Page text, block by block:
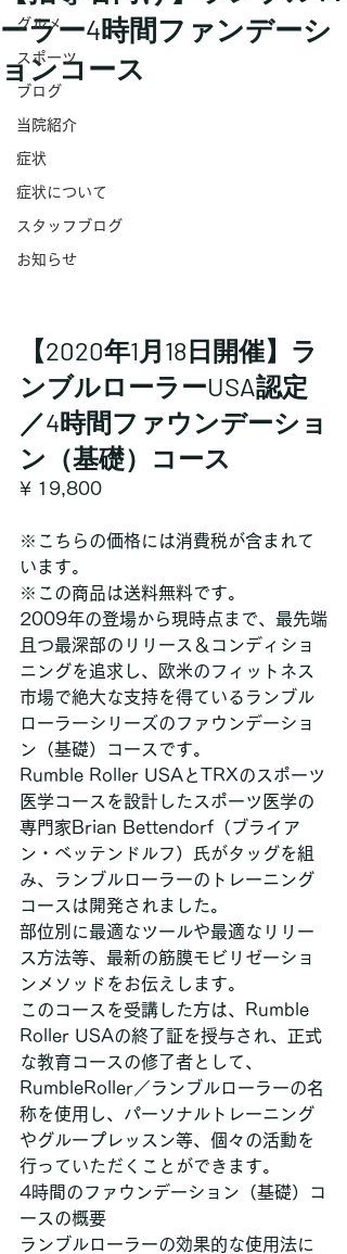
グルメ
スポーツ
ブログ
当院紹介
症状
症状について
スタッフブログ
お知らせ
ーラー4時間ファンデーシ
ョンコース
【2020年1月18日開催】ラ
ンブルローラーUSA認定
／4時間ファウンデーショ
ン（基礎）コース
¥ 19,800
※こちらの価格には消費税が含まれて
います。
※この商品は送料無料です。
2009年の登場から現時点まで、最先端
且つ最深部のリリース＆コンディショ
ニングを追求し、欧米のフィットネス
市場で絶大な支持を得ているランブル
ローラーシリーズのファウンデーショ
ン（基礎）コースです。
Rumble Roller USAとTRXのスポーツ
医学コースを設計したスポーツ医学の
専門家Brian Bettendorf（ブライア
ン・ベッテンドルフ）氏がタッグを組
み、ランブルローラーのトレーニング
コースは開発されました。
部位別に最適なツールや最適なリリー
ス方法等、最新の筋膜モビリゼーショ
ンメソッドをお伝えします。
このコースを受講した方は、Rumble
Roller USAの終了証を授与され、正式
な教育コースの修了者として、
RumbleRoller／ランブルローラーの名
称を使用し、パーソナルトレーニング
やグループレッスン等、個々の活動を
行っていただくことができます。
4時間のファウンデーション（基礎）コ
ースの概要
ランブルローラーの効果的な使用法に